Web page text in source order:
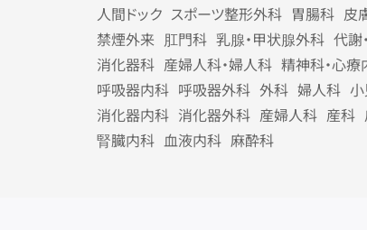
人間ドック スポーツ整形外科 胃腸科 皮
禁煙外来 肛門科 乳腺・甲状腺外科 代謝
消化器科 産婦人科・婦人科 精神科・心療
呼吸器内科 呼吸器外科 外科 婦人科
消化器内科 消化器外科 産婦人科 産科
腎臓内科 血液内科 麻酔科